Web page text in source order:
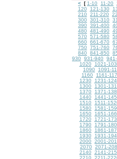
< [ 1-10 11-20
120
121-130
210
211-220
300
301-310
390
391-400
480
481-490
570
571-580
660
661-670
750
751-760
840
841-850
930
931-940
1020
1021-
1090
1091-
1160
1161-
1230
1231-
1300
1301-
1370
1371-
1440
1441-
1510
1511-
1580
1581-
1650
1651-
1720
1721-
1790
1791-
1860
1861-
1930
1931-
2000
2001-
2070
2071-
2140
2141-
2210
2211-